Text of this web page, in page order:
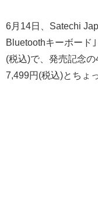
6月14日、Satechi
Bluetoothキーボード
(税込)で、発売記念
7,499円(税込)とちょ